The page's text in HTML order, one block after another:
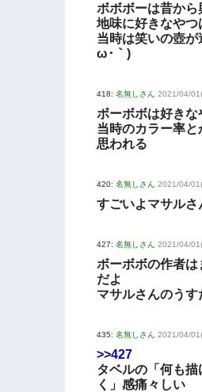
ボボボーは昔から
地味に好きなや
当時は笑いの壺が
ω･｀)
418: 名無しさん 2021/04/
ボーボボは好き
当時のカラー率
思われる
420: 名無しさん 2021/04/
すごいよマサル
427: 名無しさん 2021/04/
ボーボボの作者
だよ
マサルさんのう
435: 名無しさん 2021/04/
>>427
タベルの「何も
く」感痛々しい